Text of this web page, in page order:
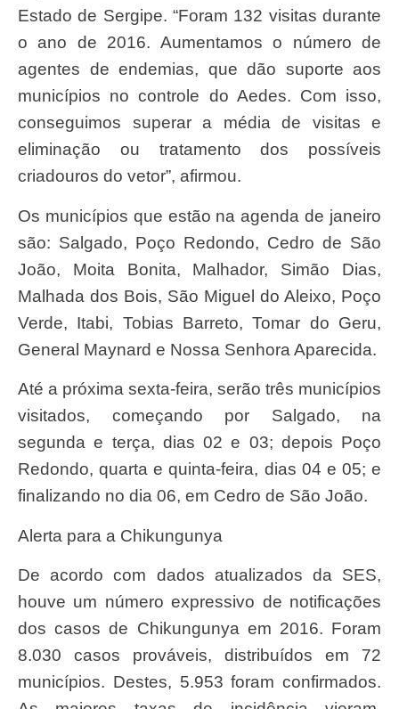
Estado de Sergipe. “Foram 132 visitas durante
o ano de 2016. Aumentamos o número de
agentes de endemias, que dão suporte aos
municípios no controle do Aedes. Com isso,
conseguimos superar a média de visitas e
eliminação ou tratamento dos possíveis
criadouros do vetor”, afirmou.
Os municípios que estão na agenda de janeiro
são: Salgado, Poço Redondo, Cedro de São
João, Moita Bonita, Malhador, Simão Dias,
Malhada dos Bois, São Miguel do Aleixo, Poço
Verde, Itabi, Tobias Barreto, Tomar do Geru,
General Maynard e Nossa Senhora Aparecida.
Até a próxima sexta-feira, serão três municípios
visitados, começando por Salgado, na
segunda e terça, dias 02 e 03; depois Poço
Redondo, quarta e quinta-feira, dias 04 e 05; e
finalizando no dia 06, em Cedro de São João.
Alerta para a Chikungunya
De acordo com dados atualizados da SES,
houve um número expressivo de notificações
dos casos de Chikungunya em 2016. Foram
8.030 casos prováveis, distribuídos em 72
municípios. Destes, 5.953 foram confirmados.